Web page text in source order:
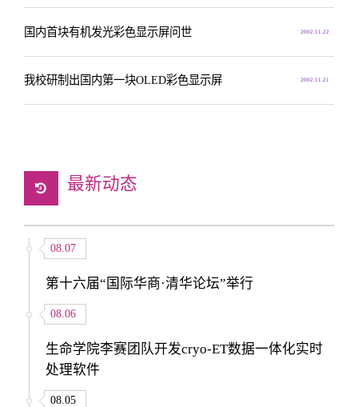
2002.11.22
国内首块有机发光彩色显示屏问世
2002.11.21
我校研制出国内第一块OLED彩色显示屏
最新动态
08.07
第十六届“国际华商·清华论坛”举行
08.06
生命学院李赛团队开发cryo-ET数据一体化实时
处理软件
08.05